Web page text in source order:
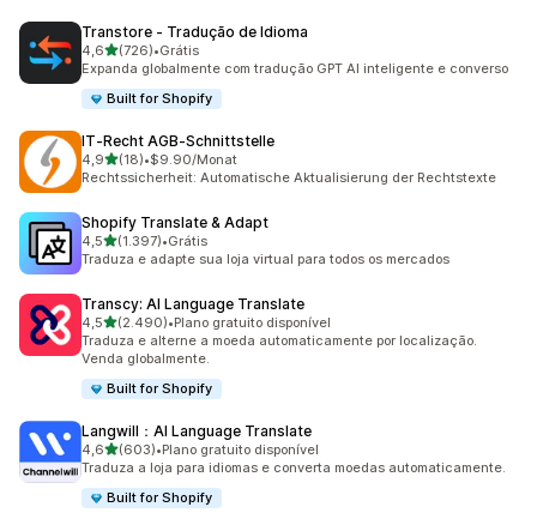
Transtore ‑ Tradução de Idioma
4,6de 5 estrelas
(726)
726 avaliações ao todo
•Grátis
Expanda globalmente com tradução GPT AI inteligente e converso
Built for Shopify
IT‑Recht AGB‑Schnittstelle
4,9de 5 estrelas
(18)
18 avaliações ao todo
•$9.90/Monat
Rechtssicherheit: Automatische Aktualisierung der Rechtstexte
Shopify Translate & Adapt
4,5de 5 estrelas
(1.397)
1397 avaliações ao todo
•Grátis
Traduza e adapte sua loja virtual para todos os mercados
Transcy: AI Language Translate
4,5de 5 estrelas
(2.490)
2490 avaliações ao todo
•Plano gratuito disponível
Traduza e alterne a moeda automaticamente por localização.
Venda globalmente.
Built for Shopify
Langwill：AI Language Translate
4,6de 5 estrelas
(603)
603 avaliações ao todo
•Plano gratuito disponível
Traduza a loja para idiomas e converta moedas automaticamente.
Built for Shopify